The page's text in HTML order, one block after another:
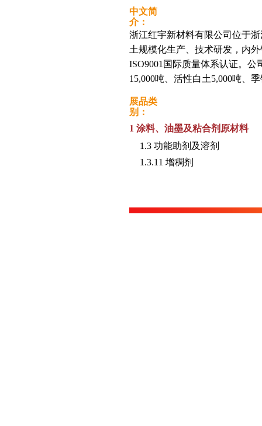
中文简
介：
浙江红宇新材料有限公司位于
土规模化生产、技术研发，内
ISO9001国际质量体系认证。公
15,000吨、活性白土5,000吨、
展品类
别：
1 涂料、油墨及粘合剂原材料
1.3 功能助剂及溶剂
1.3.11 增稠剂